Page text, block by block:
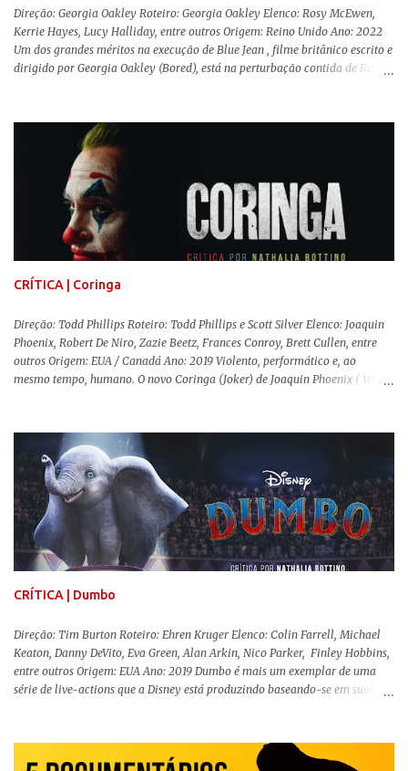
Direção: Georgia Oakley Roteiro: Georgia Oakley Elenco: Rosy McEwen,
Kerrie Hayes, Lucy Halliday, entre outros Origem: Reino Unido Ano: 2022
Um dos grandes méritos na execução de Blue Jean , filme britânico escrito e
dirigido por Georgia Oakley (Bored), está na perturbação contida de Rosy
movimentos e falas, equilibrada numa frágil neutralidade entre seu
trabalho e seus afetos, passando noites bebendo e jogando sinuca com seu
grupo de amigas lésbicas e sua amante. É imperativo para ela que ambos
os mundos não se cruzem de modo algum, pois o período histórico no qual
a história se passa - 1988 na Inglaterra - é de um contexto profundamente
conservador e hostil a pessoas queer. Com o governo liderado pela então
primeira-ministra Margaret Tatcher usando recursos supostamente
constitucionais para mobilizar campanhas agressivas ao modo de vida
CRÍTICA | Coringa
Direção: Todd Phillips Roteiro: Todd Phillips e Scott Silver Elenco: Joaquin
Phoenix, Robert De Niro, Zazie Beetz, Frances Conroy, Brett Cullen, entre
outros Origem: EUA / Canadá Ano: 2019 Violento, performático e, ao
mesmo tempo, humano. O novo Coringa (Joker) de Joaquin Phoenix ( Você
Comics . É importante ressaltar que este não é um filme de herói. E muito
menos de vilão. O longa de Todd Phillips (Se Beber, Não Case!) segue uma
trajetória profunda do reflexo da corrupção da sociedade na vida de um ser
humano, capaz de causar perturbação e desconforto do inicio ao fim da
projeção, e por mais um bom tempo após deixar o cinema. Trata-se de
uma obra difícil de ser "digerida", pois lida com temas sensíveis, como
abuso, doença mental, bullying e violência física. Todo esse turbilhão de
informações molda a mente d...
CRÍTICA | Dumbo
Direção: Tim Burton Roteiro: Ehren Kruger Elenco: Colin Farrell, Michael
Keaton, Danny DeVito, Eva Green, Alan Arkin, Nico Parker, Finley Hobbins,
entre outros Origem: EUA Ano: 2019 Dumbo é mais um exemplar de uma
série de live-actions que a Disney está produzindo baseando-se em suas
remake , já que a história do elefantinho voador foi reinventada de forma
mais realista, se adequando perfeitamente a proposta. Não há animais